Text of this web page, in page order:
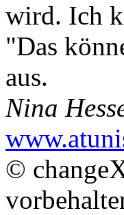
wird. Ich
"Das
aus.
Nina
©